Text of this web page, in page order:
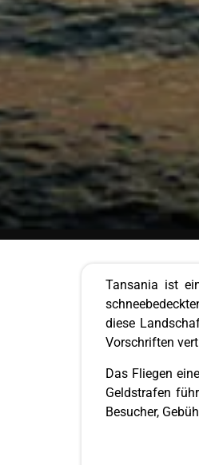
Tansania ist
diese
Vorschriften
Das Fliegen
Geldstrafen
Besucher,